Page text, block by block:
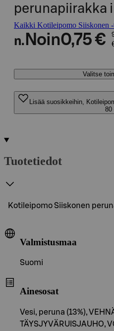
perunapiirakka
Kaikki Kotileipomo Siiskonen -
n. Noin0,75 €
Valitse
Lisää suosikkeihin,
80
Tuotetiedot
Kotileipomo Siiskonen
Valmistusmaa
Suomi
Ainesosat
Vesi, peruna (13%),
TÄYSJYVÄRUISJAUHO,